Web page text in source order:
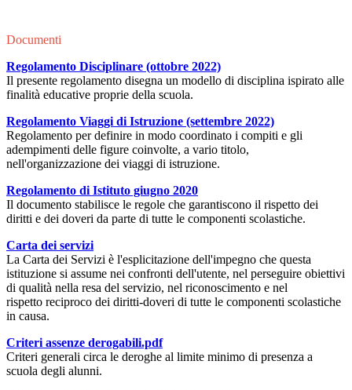
Documenti
Regolamento Disciplinare (ottobre 2022)
Il presente regolamento disegna un modello di disciplina ispirato alle
finalità educative proprie della scuola.
Regolamento Viaggi di Istruzione (settembre 2022)
Regolamento per definire in modo coordinato i compiti e gli
adempimenti delle figure coinvolte, a vario titolo,
nell'organizzazione dei viaggi di istruzione.
Regolamento di Istituto giugno 2020
Il documento stabilisce le regole che garantiscono il rispetto dei
diritti e dei doveri da parte di tutte le componenti scolastiche.
Carta dei servizi
La Carta dei Servizi è l'esplicitazione dell'impegno che questa
istituzione si assume nei confronti dell'utente, nel perseguire obiettivi
di qualità nella resa del servizio, nel riconoscimento e nel
rispetto reciproco dei diritti-doveri di tutte le componenti scolastiche
in causa.
Criteri assenze derogabili.pdf
Criteri generali circa le deroghe al limite minimo di presenza a
scuola degli alunni.